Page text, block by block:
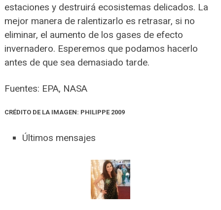
estaciones y destruirá ecosistemas delicados. La
mejor manera de ralentizarlo es retrasar, si no
eliminar, el aumento de los gases de efecto
invernadero. Esperemos que podamos hacerlo
antes de que sea demasiado tarde.
Fuentes: EPA, NASA
CRÉDITO DE LA IMAGEN: PHILIPPE 2009
Últimos mensajes